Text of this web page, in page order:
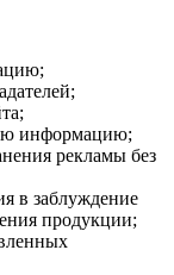
информацию;
рекламы без
в заблуждение
продукции;